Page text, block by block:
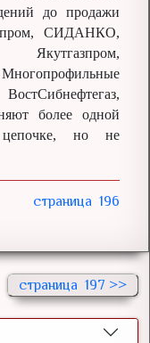
до продажи
СИДАНКО,
более одной
цепочке, но не
196
197 >>